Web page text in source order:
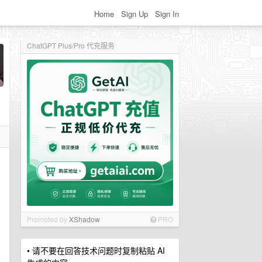
Home Sign Up Sign In
ChatGPT Plus/Pro 代充服务
Promoted byXShadow PRO
• 请不要在回答技术问题时复制粘贴 AI